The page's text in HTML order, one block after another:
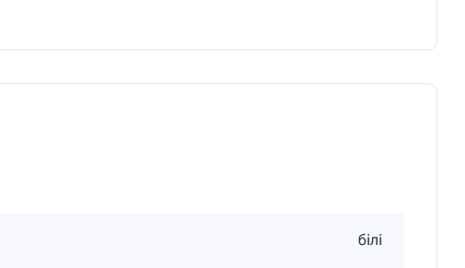
білі